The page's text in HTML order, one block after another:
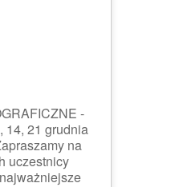
-
14, 21 grudnia
na
uczestnicy